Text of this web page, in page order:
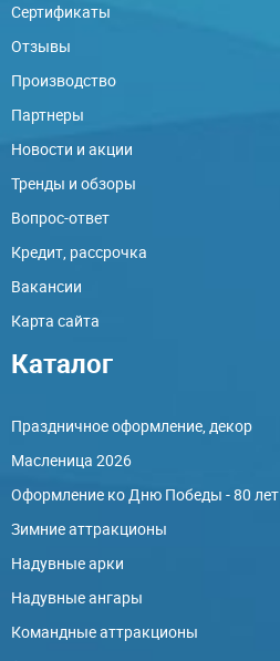
Сертификаты
Отзывы
Производство
Партнеры
Новости и акции
Тренды и обзоры
Вопрос-ответ
Кредит, рассрочка
Вакансии
Карта сайта
Каталог
Праздничное оформление, декор
Масленица 2026
Оформление ко Дню Победы - 80 лет
Зимние аттракционы
Надувные арки
Надувные ангары
Командные аттракционы